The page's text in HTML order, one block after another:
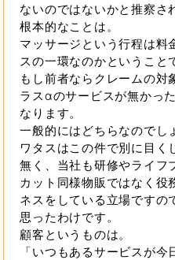
ないのではないかと推察さ
根本的なことは。
マッサージという行程は料
スの一環なのかということ
もし前者ならクレームの対
ラスαのサービスが無かっ
なります。
一般的にはどちらなのでし
ワタスはこの件で別に目く
無く、当社も研修やライフ
カット同様物販ではなく役
ネスをしている立場ですの
思ったわけです。
顧客というものは。
「いつもあるサービスが